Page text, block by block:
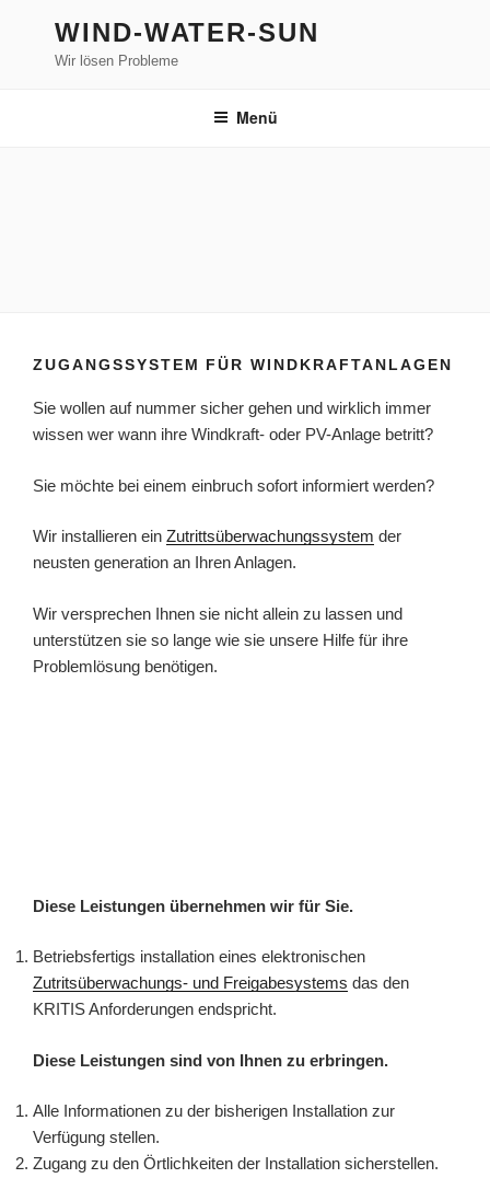
springen
WIND-WATER-SUN
Wir lösen Probleme
Menü
ZUGANGSSYSTEM FÜR WINDKRAFTANLAGEN
Sie wollen auf nummer sicher gehen und wirklich immer
wissen wer wann ihre Windkraft- oder PV-Anlage betritt?
Sie möchte bei einem einbruch sofort informiert werden?
Wir installieren ein Zutrittsüberwachungssystem der
neusten generation an Ihren Anlagen.
Wir versprechen Ihnen sie nicht allein zu lassen und
unterstützen sie so lange wie sie unsere Hilfe für ihre
Problemlösung benötigen.
Diese Leistungen übernehmen wir für Sie.
Betriebsfertigs installation eines elektronischen
Zutritsüberwachungs- und Freigabesystems das den
KRITIS Anforderungen endspricht.
Diese Leistungen sind von Ihnen zu erbringen.
Alle Informationen zu der bisherigen Installation zur
Verfügung stellen.
Zugang zu den Örtlichkeiten der Installation sicherstellen.